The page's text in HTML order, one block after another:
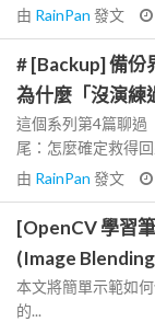
由 RainPan 發文
# [Backup] 備份
為什麼「沒演練
這個系列第4篇聊過
尾：怎麼確定救得回
由 RainPan 發文
[OpenCV 學習
(Image
本文將簡單示範如
的...